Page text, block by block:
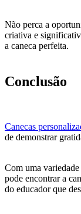
Não perca a
criativa e
a caneca perfeita.
Conclusão
Canecas
de demonstrar
Com uma
pode encontrar a
do educador que